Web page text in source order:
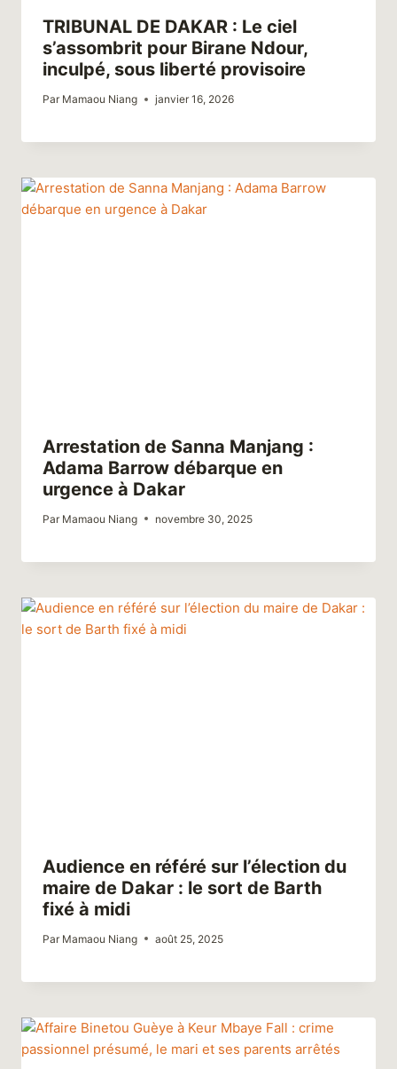
​TRIBUNAL DE DAKAR : Le ciel
s’assombrit pour Birane Ndour,
inculpé, sous liberté provisoire
Par Mamaou Niang janvier 16, 2026
Arrestation de Sanna Manjang :
Adama Barrow débarque en
urgence à Dakar
Par Mamaou Niang novembre 30, 2025
Audience en référé sur l’élection du
maire de Dakar : le sort de Barth
fixé à midi
Par Mamaou Niang août 25, 2025